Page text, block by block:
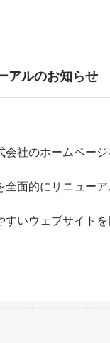
アルのお知らせ
会社のホームペー
面的にリニューア
すいウェブサイト